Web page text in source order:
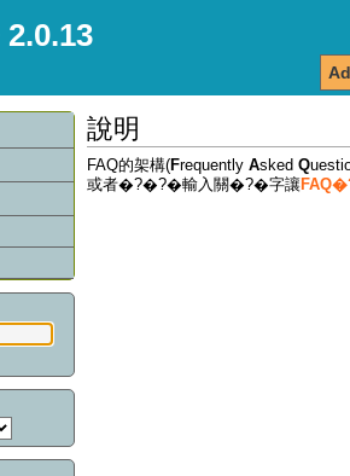
說明
FAQ的架構(Frequently Asked Q
或者�?�?�輸入關�?�字讓